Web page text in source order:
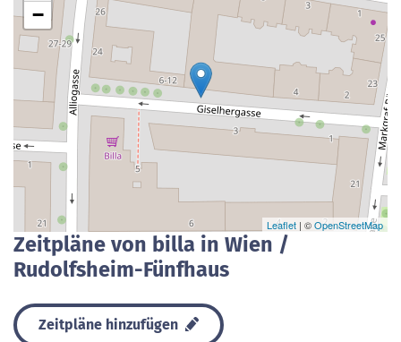
−
Leaflet | ©OpenStreetMap
Zeitpläne von billa in Wien /
Rudolfsheim-Fünfhaus
Zeitpläne hinzufügen